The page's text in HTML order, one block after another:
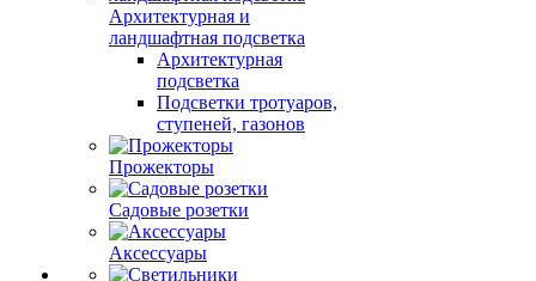
Архитектурная и
ландшафтная подсветка
Архитектурная
подсветка
Подсветки тротуаров,
ступеней, газонов
Прожекторы
Садовые розетки
Аксессуары